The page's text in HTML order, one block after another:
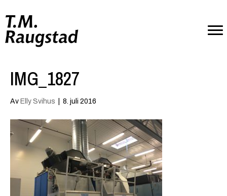
IMG_1827
Av Elly Svihus 8. juli 2016